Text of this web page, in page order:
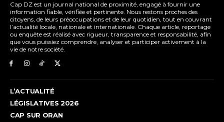
Cap DZ est un journal national de proximité, engagé à fournir une
information fiable, vérifiée et pertinente. Nous restons proches des
citoyens, de leurs préoccupations et de leur quotidien, tout en couvrant
l’actualité locale, nationale et internationale. Chaque article, reportage
ou enquête est réalisé avec rigueur, transparence et responsabilité, afin
que vous puissiez comprendre, analyser et participer activement à la
vie de notre société.
L’ACTUALITÉ
LÉGISLATIVES 2026
CAP SUR ORAN